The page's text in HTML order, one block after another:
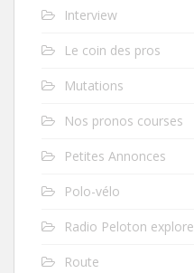
Interview
Le coin des pros
Mutations
Nos pronos courses
Petites Annonces
Polo-vélo
Radio Peloton explore
Route